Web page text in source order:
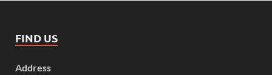
FIND US
Address